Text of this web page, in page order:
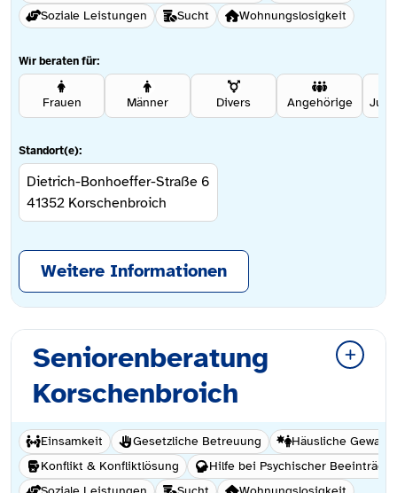
Soziale Leistungen
Sucht Wohnungslosigkeit
Wir beraten für:
Frauen Männer Divers Angehörige
Standort(e):
Dietrich-Bonhoeffer-Straße 6
41352 Korschenbroich
Weitere Informationen
Seniorenberatung
Korschenbroich
Einsamkeit Gesetzliche Betreuung
Häusliche Gewalt
Konflikt & Konfliktlösung
Hilfe bei Psychischer